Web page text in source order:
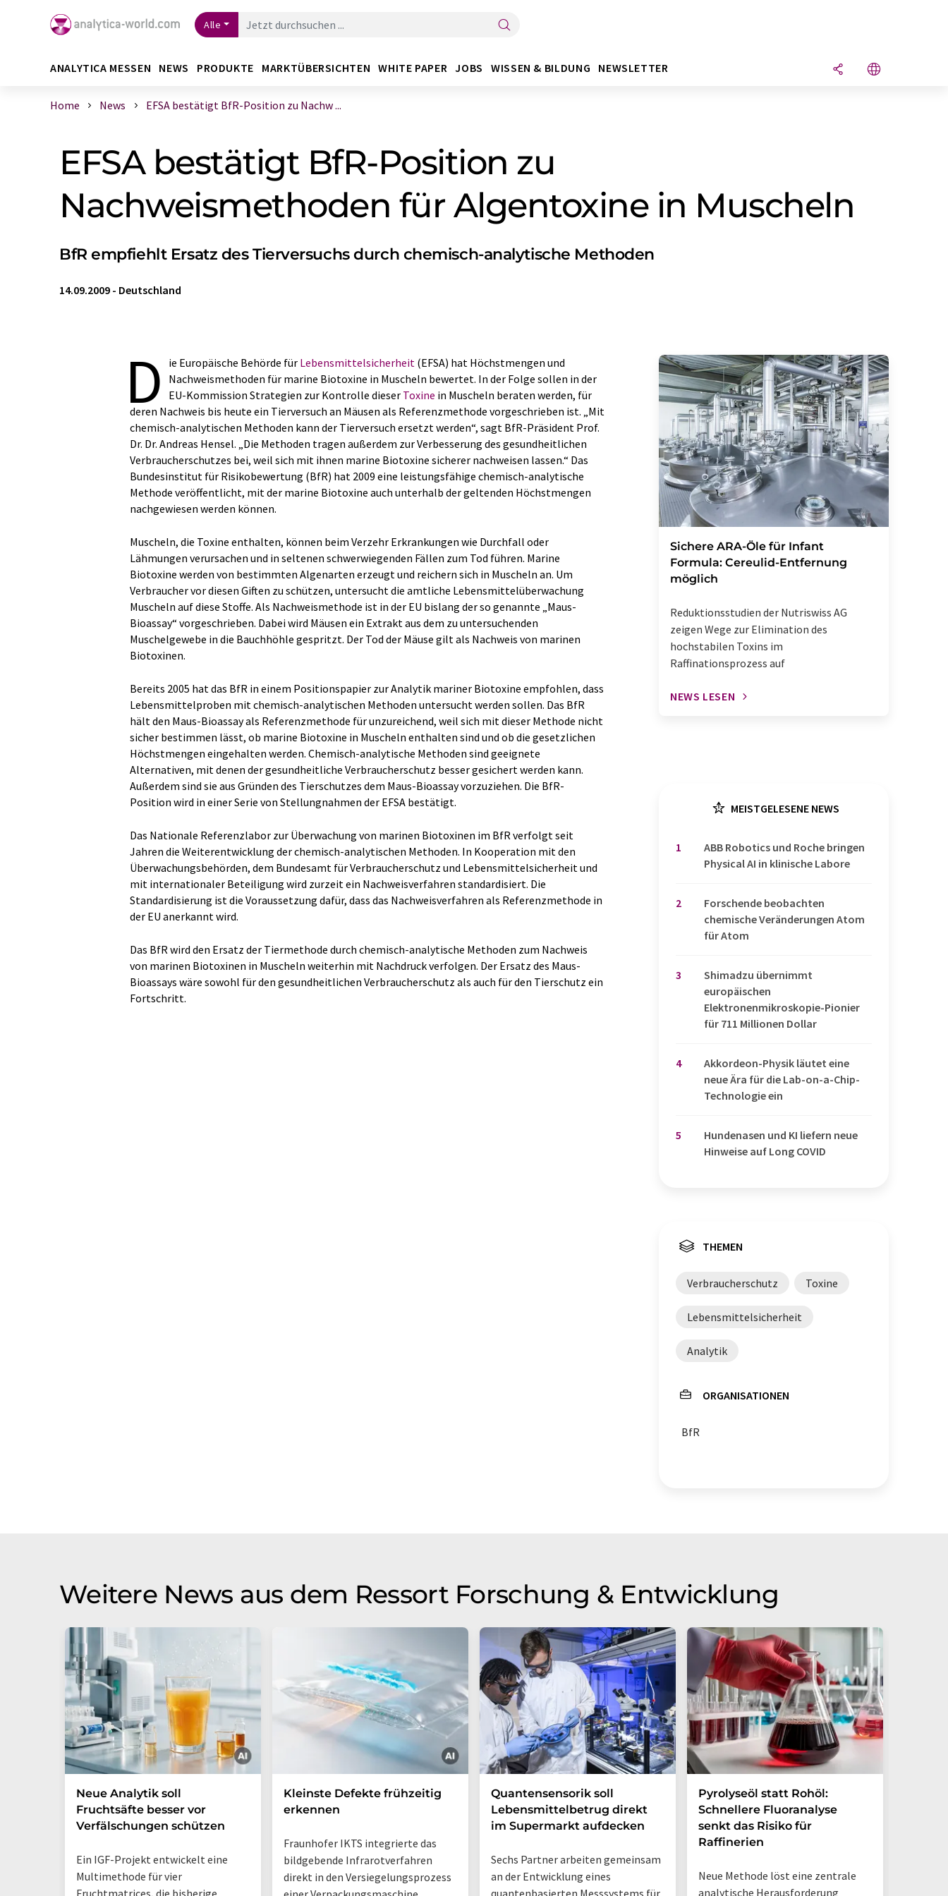
Alle
ANALYTICA MESSEN NEWS PRODUKTE MARKTÜBERSICHTEN WHITE PAPER JOBS WISSEN & BILDUNG NEWSLETTER
Home News EFSA bestätigt BfR-Position zu Nachw ...
EFSA bestätigt BfR-Position zu
Nachweismethoden für Algentoxine in Muscheln
BfR empfiehlt Ersatz des Tierversuchs durch chemisch-analytische Methoden
14.09.2009 - Deutschland
D ie Europäische Behörde für Lebensmittelsicherheit (EFSA) hat Höchstmengen und
Nachweismethoden für marine Biotoxine in Muscheln bewertet. In der Folge sollen in der
EU-Kommission Strategien zur Kontrolle dieser Toxine in Muscheln beraten werden, für
deren Nachweis bis heute ein Tierversuch an Mäusen als Referenzmethode vorgeschrieben ist. „Mit
chemisch-analytischen Methoden kann der Tierversuch ersetzt werden“, sagt BfR-Präsident Prof.
Dr. Dr. Andreas Hensel. „Die Methoden tragen außerdem zur Verbesserung des gesundheitlichen
Verbraucherschutzes bei, weil sich mit ihnen marine Biotoxine sicherer nachweisen lassen.“ Das
Bundesinstitut für Risikobewertung (BfR) hat 2009 eine leistungsfähige chemisch-analytische
Methode veröffentlicht, mit der marine Biotoxine auch unterhalb der geltenden Höchstmengen
nachgewiesen werden können.
Muscheln, die Toxine enthalten, können beim Verzehr Erkrankungen wie Durchfall oder
Lähmungen verursachen und in seltenen schwerwiegenden Fällen zum Tod führen. Marine
Biotoxine werden von bestimmten Algenarten erzeugt und reichern sich in Muscheln an. Um
Verbraucher vor diesen Giften zu schützen, untersucht die amtliche Lebensmittelüberwachung
Muscheln auf diese Stoffe. Als Nachweismethode ist in der EU bislang der so genannte „Maus-
Bioassay“ vorgeschrieben. Dabei wird Mäusen ein Extrakt aus dem zu untersuchenden
Muschelgewebe in die Bauchhöhle gespritzt. Der Tod der Mäuse gilt als Nachweis von marinen
Biotoxinen.
Bereits 2005 hat das BfR in einem Positionspapier zur Analytik mariner Biotoxine empfohlen, dass
Lebensmittelproben mit chemisch-analytischen Methoden untersucht werden sollen. Das BfR
hält den Maus-Bioassay als Referenzmethode für unzureichend, weil sich mit dieser Methode nicht
sicher bestimmen lässt, ob marine Biotoxine in Muscheln enthalten sind und ob die gesetzlichen
Höchstmengen eingehalten werden. Chemisch-analytische Methoden sind geeignete
Alternativen, mit denen der gesundheitliche Verbraucherschutz besser gesichert werden kann.
Außerdem sind sie aus Gründen des Tierschutzes dem Maus-Bioassay vorzuziehen. Die BfR-
Position wird in einer Serie von Stellungnahmen der EFSA bestätigt.
Das Nationale Referenzlabor zur Überwachung von marinen Biotoxinen im BfR verfolgt seit
Jahren die Weiterentwicklung der chemisch-analytischen Methoden. In Kooperation mit den
Überwachungsbehörden, dem Bundesamt für Verbraucherschutz und Lebensmittelsicherheit und
mit internationaler Beteiligung wird zurzeit ein Nachweisverfahren standardisiert. Die
Standardisierung ist die Voraussetzung dafür, dass das Nachweisverfahren als Referenzmethode in
der EU anerkannt wird.
Das BfR wird den Ersatz der Tiermethode durch chemisch-analytische Methoden zum Nachweis
von marinen Biotoxinen in Muscheln weiterhin mit Nachdruck verfolgen. Der Ersatz des Maus-
Bioassays wäre sowohl für den gesundheitlichen Verbraucherschutz als auch für den Tierschutz ein
Fortschritt.
Sichere ARA-Öle für Infant
Formula: Cereulid-Entfernung
möglich
Reduktionsstudien der Nutriswiss AG
zeigen Wege zur Elimination des
hochstabilen Toxins im
Raffinationsprozess auf
NEWS LESEN
MEISTGELESENE NEWS
1
​​​​​​​ABB Robotics und Roche bringen
Physical AI in klinische Labore
2
Forschende beobachten
chemische Veränderungen Atom
für Atom
3
Shimadzu übernimmt
europäischen
Elektronenmikroskopie-Pionier
für 711 Millionen Dollar
4
Akkordeon-Physik läutet eine
neue Ära für die Lab-on-a-Chip-
Technologie ein
5
Hundenasen und KI liefern neue
Hinweise auf Long COVID
THEMEN
Verbraucherschutz Toxine
Lebensmittelsicherheit
Analytik
ORGANISATIONEN
BfR
Weitere News aus dem Ressort Forschung & Entwicklung
Neue Analytik soll
Fruchtsäfte besser vor
Verfälschungen schützen
Ein IGF-Projekt entwickelt eine
Multimethode für vier
Kleinste Defekte frühzeitig
erkennen
Fraunhofer IKTS integrierte das
bildgebende Infrarotverfahren
direkt in den Versiegelungsprozess
Quantensensorik soll
Lebensmittelbetrug direkt
im Supermarkt aufdecken
Sechs Partner arbeiten gemeinsam
an der Entwicklung eines
Pyrolyseöl statt Rohöl:
Schnellere Fluoranalyse
senkt das Risiko für
Raffinerien
Neue Methode löst eine zentrale
analytische Herausforderung